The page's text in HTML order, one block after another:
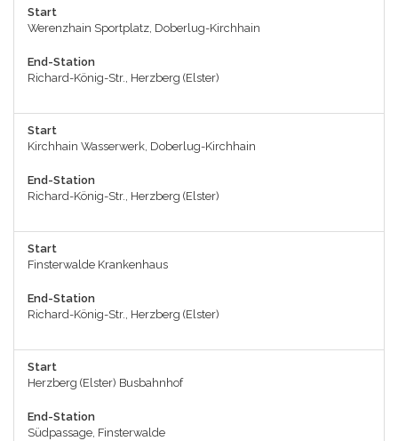
Start
Werenzhain Sportplatz, Doberlug-Kirchhain
End-Station
Richard-König-Str., Herzberg (Elster)
Start
Kirchhain Wasserwerk, Doberlug-Kirchhain
End-Station
Richard-König-Str., Herzberg (Elster)
Start
Finsterwalde Krankenhaus
End-Station
Richard-König-Str., Herzberg (Elster)
Start
Herzberg (Elster) Busbahnhof
End-Station
Südpassage, Finsterwalde